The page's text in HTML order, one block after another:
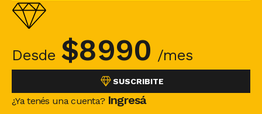
Desde $8990 /mes
SUSCRIBITE
¿Ya tenés una cuenta? Ingresá